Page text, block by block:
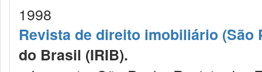
1998
Revista de direito imobiliário (São
do Brasil (IRIB).